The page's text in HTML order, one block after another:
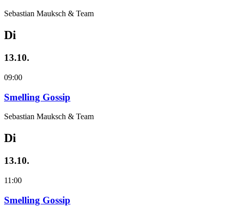
Sebastian Mauksch & Team
Di
13.10.
09:00
Smelling Gossip
Sebastian Mauksch & Team
Di
13.10.
11:00
Smelling Gossip